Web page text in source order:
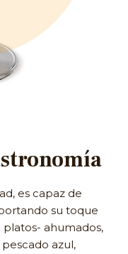
es capaz de
su toque
platos- ahumados,
azul,